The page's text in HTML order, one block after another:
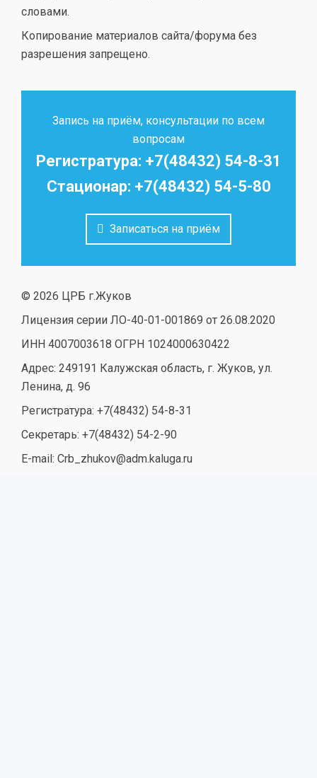
словами.
Копирование материалов сайта/форума без
разрешения запрещено.
Запись на приём, консультации по всем
вопросам
Регистратура: +7(48432) 54-8-31
Стационар: +7(48432) 54-5-80
Записаться на приём
© 2026 ЦРБ г.Жуков
Лицензия серии ЛО-40-01-001869 от 26.08.2020
ИНН 4007003618 ОГРН 1024000630422
Адрес: 249191 Калужская область, г. Жуков, ул.
Ленина, д. 96
Регистратура: +7(48432) 54-8-31
Секретарь: +7(48432) 54-2-90
E-mail: Crb_zhukov@adm.kaluga.ru